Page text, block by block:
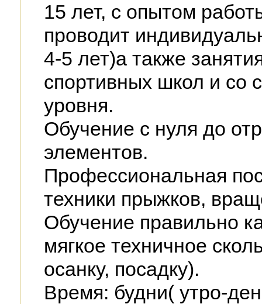
15 лет, с опытом
проводит
4-5 лет)а также
спортивных школ и со
уровня.
Обучение с нуля до
элементов.
Профессиональная
техники прыжков,
Обучение правильно
мягкое техничное
осанку, посадку).
Время: будни( утро-